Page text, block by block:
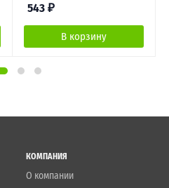
543 ₽
В корзину
КОМПАНИЯ
О компании